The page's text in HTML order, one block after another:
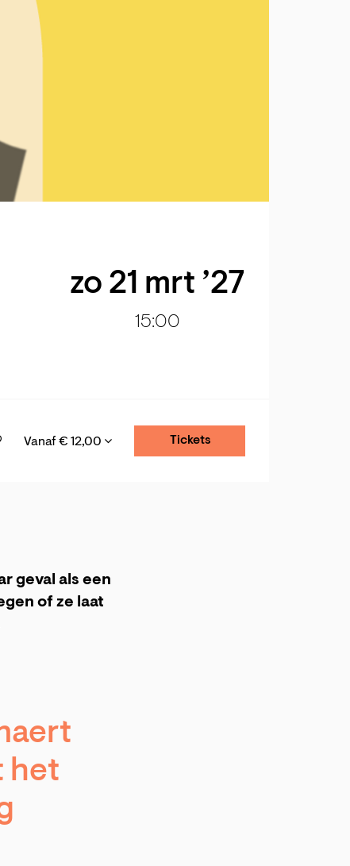
zo 21 mrt ’27
15:00
Vanaf € 12,00 Tickets
geval als een
of ze laat
het